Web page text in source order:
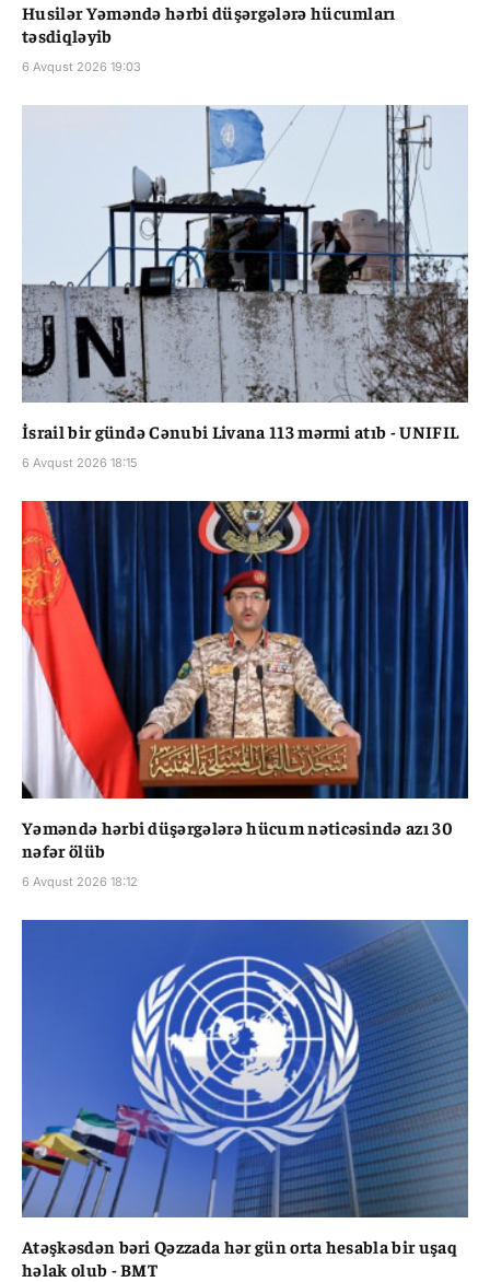
Husilər Yəməndə hərbi düşərgələrə hücumları
təsdiqləyib
6 Avqust 2026 19:03
İsrail bir gündə Cənubi Livana 113 mərmi atıb - UNIFIL
6 Avqust 2026 18:15
Yəməndə hərbi düşərgələrə hücum nəticəsində azı 30
nəfər ölüb
6 Avqust 2026 18:12
Atəşkəsdən bəri Qəzzada hər gün orta hesabla bir uşaq
həlak olub - BMT